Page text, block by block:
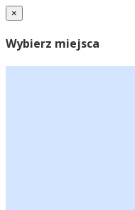
×
Wybierz miejsca